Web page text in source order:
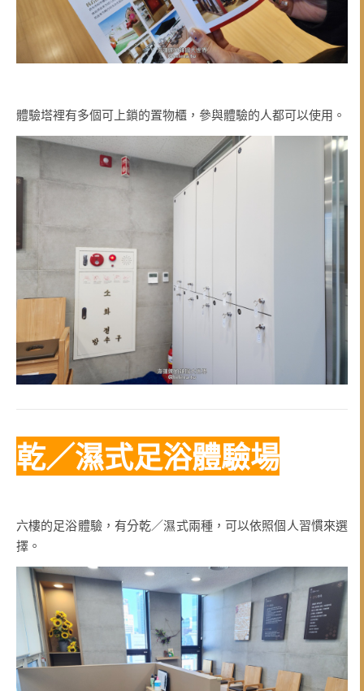
體驗塔裡有多個可上鎖的置物櫃，參與體驗的人都可以使用。
乾／濕式足浴體驗場
六樓的足浴體驗，有分乾／濕式兩種，可以依照個人習慣來選
擇。